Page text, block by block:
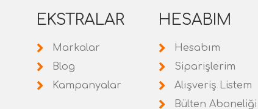
EKSTRALAR
Markalar
Blog
Kampanyalar
HESABIM
Hesabım
Siparişlerim
Alışveriş Listem
Bülten Aboneliği